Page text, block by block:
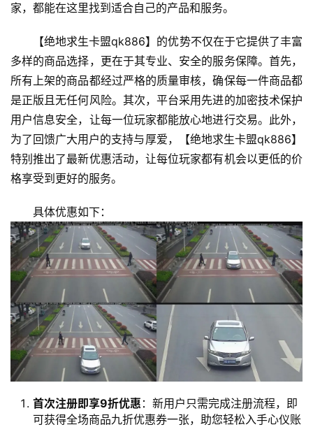
家，都能在这里找到适合自己的产品和服务。
【绝地求生卡盟qk886】的优势不仅在于它提供了丰富
多样的商品选择，更在于其专业、安全的服务保障。首先，
所有上架的商品都经过严格的质量审核，确保每一件商品都
是正版且无任何风险。其次，平台采用先进的加密技术保护
用户信息安全，让每一位玩家都能放心地进行交易。此外，
为了回馈广大用户的支持与厚爱，【绝地求生卡盟qk886】
特别推出了最新优惠活动，让每位玩家都有机会以更低的价
格享受到更好的服务。
具体优惠如下：
首次注册即享9折优惠 ：新用户只需完成注册流程，即
可获得全场商品九折优惠券一张，助您轻松入手心仪账